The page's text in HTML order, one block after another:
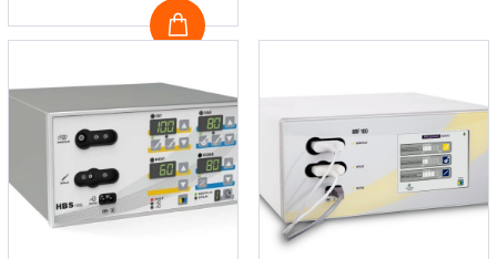
COTIZAR